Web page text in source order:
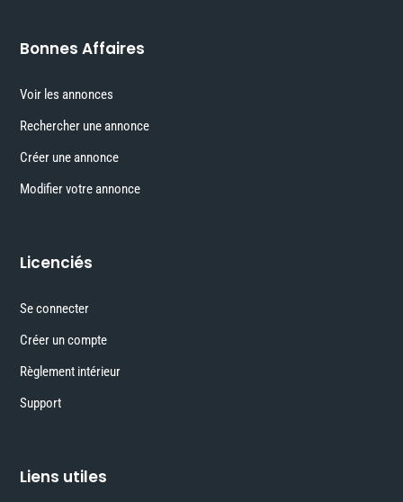
Bonnes Affaires
Voir les annonces
Rechercher une annonce
Créer une annonce
Modifier votre annonce
Licenciés
Se connecter
Créer un compte
Règlement intérieur
Support
Liens utiles